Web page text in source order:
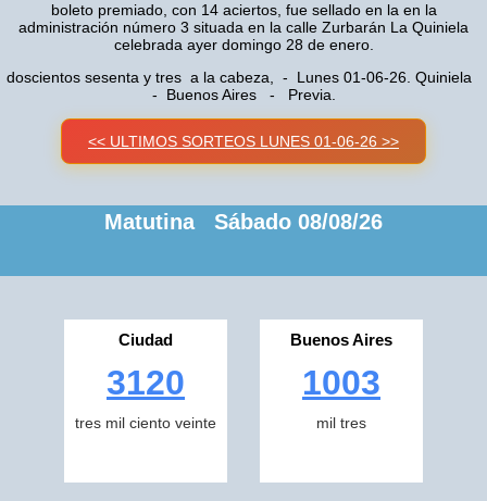
boleto premiado, con 14 aciertos, fue sellado en la en la
administración número 3 situada en la calle Zurbarán La Quiniela
celebrada ayer domingo 28 de enero.
doscientos sesenta y tres a la cabeza, - Lunes 01-06-26. Quiniela
- Buenos Aires - Previa.
<< ULTIMOS SORTEOS LUNES 01-06-26 >>
Matutina Sábado 08/08/26
Ciudad
3120
tres mil ciento veinte
Buenos Aires
1003
mil tres